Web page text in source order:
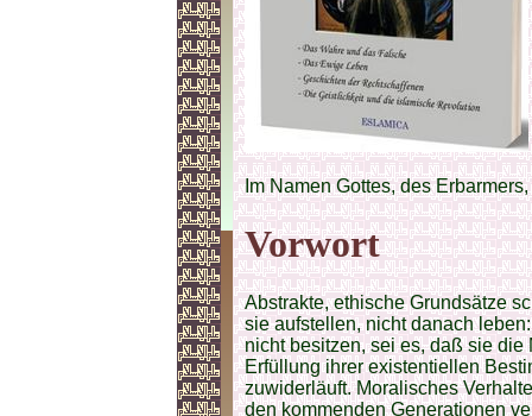
Im Namen Gottes, des
Vorwort
Abstrakte, ethische Grundsätze
sie aufstellen, nicht danach
nicht besitzen, sei es, daß sie
Erfüllung ihrer existentiellen
zuwiderläuft. Moralisches
den kommenden Generationen